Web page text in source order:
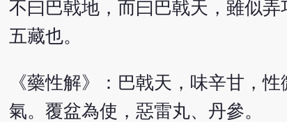
不曰巴戟地，而曰巴戟天，雖似
五藏也。
《藥性解》：巴戟天，味辛甘，
氣。覆盆為使，惡雷丸、丹參。